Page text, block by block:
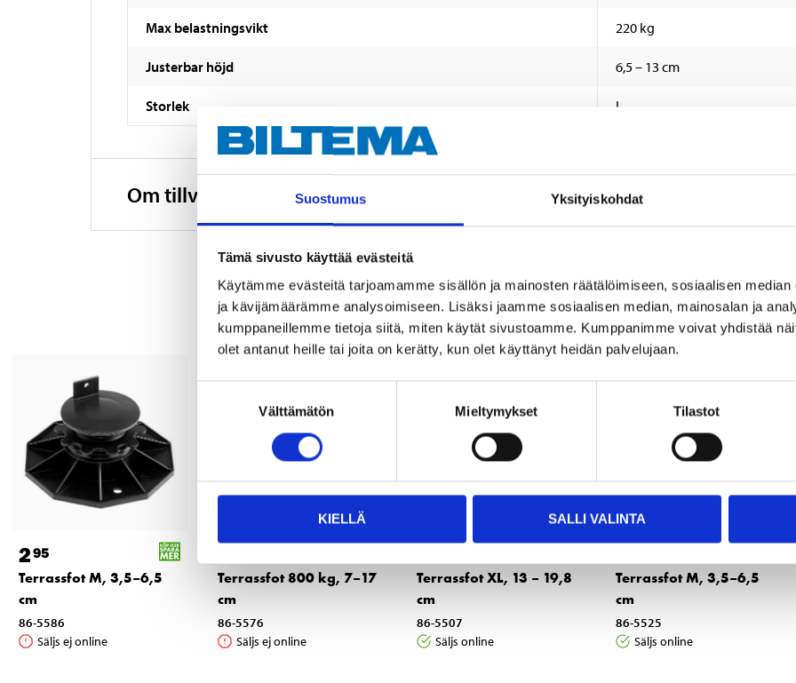
Suostumus Yksityiskohdat
Tämä sivusto käyttää evästeitä
Käytämme evästeitä tarjoamamme sisällön ja mainosten räätälöimiseen, sosiaalisen
ja kävijämäärämme analysoimiseen. Lisäksi jaamme sosiaalisen median, mainosalan ja
kumppaneillemme tietoja siitä, miten käytät sivustoamme. Kumppanimme voivat yhdistää
olet antanut heille tai joita on kerätty, kun olet käyttänyt heidän palvelujaan.
Välttämätön Mieltymykset Tilastot
KIELLÄ SALLI VALINTA
Max belastningsvikt 220 kg
Justerbar höjd 6,5 – 13 cm
Storlek L
Om tillverkaren
Andra kunder köpte också
295
Terrassfot M, 3,5–6,5
cm
86-5586
Säljs ej online
Terrassfot 800 kg, 7–17
cm
86-5576
Säljs ej online
Terrassfot XL, 13 – 19,8
cm
86-5507
Säljs online
Terrassfot M, 3,5–6,5
cm
86-5525
Säljs online